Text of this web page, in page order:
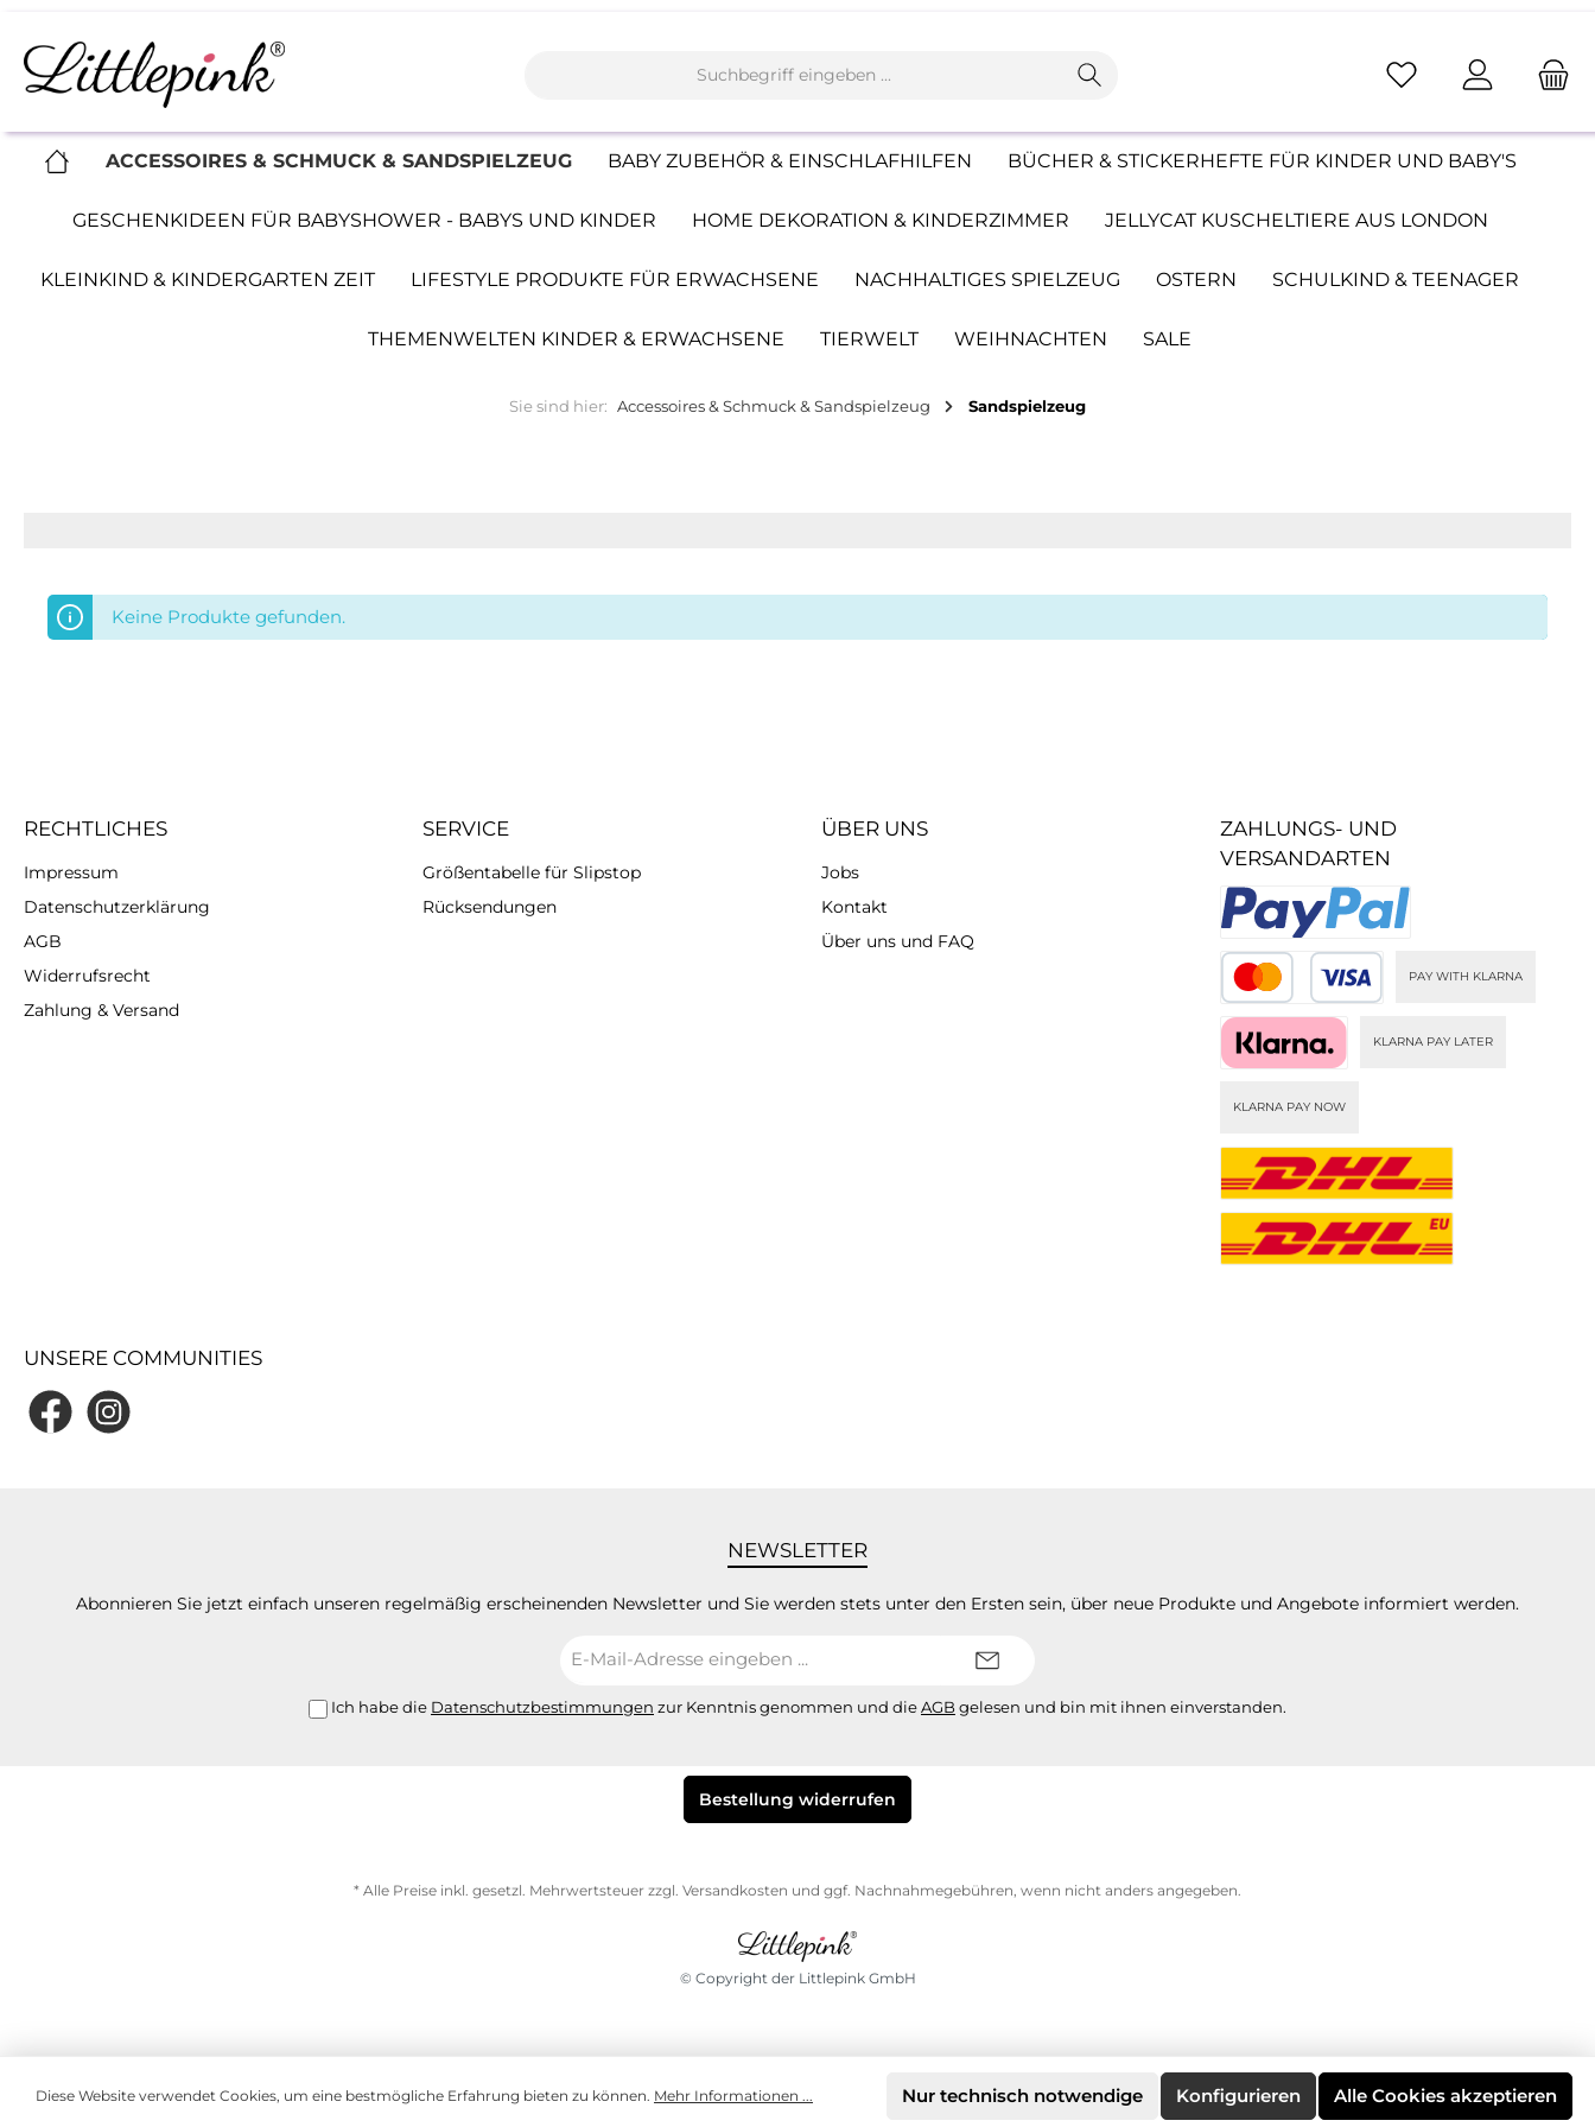
ACCESSOIRES & SCHMUCK & SANDSPIELZEUG BABY ZUBEHÖR & EINSCHLAFHILFEN BÜCHER & STICKERHEFTE FÜR KINDER UND BABY'S
GESCHENKIDEEN FÜR BABYSHOWER - BABYS UND KINDER HOME DEKORATION & KINDERZIMMER JELLYCAT KUSCHELTIERE AUS LONDON
KLEINKIND & KINDERGARTEN ZEIT LIFESTYLE PRODUKTE FÜR ERWACHSENE NACHHALTIGES SPIELZEUG OSTERN SCHULKIND & TEENAGER
THEMENWELTEN KINDER & ERWACHSENE TIERWELT WEIHNACHTEN SALE
Sie sind hier: Accessoires & Schmuck & Sandspielzeug Sandspielzeug
Keine Produkte gefunden.
RECHTLICHES
Impressum
Datenschutzerklärung
AGB
Widerrufsrecht
Zahlung & Versand
SERVICE
Größentabelle für Slipstop
Rücksendungen
ÜBER UNS
Jobs
Kontakt
Über uns und FAQ
ZAHLUNGS- UND
VERSANDARTEN
PAY WITH KLARNA
KLARNA PAY LATER
KLARNA PAY NOW
UNSERE COMMUNITIES
NEWSLETTER
Abonnieren Sie jetzt einfach unseren regelmäßig erscheinenden Newsletter und Sie werden stets unter den Ersten sein, über neue Produkte und Angebote informiert werden.
Mail-
Ich habe die Datenschutzbestimmungen zur Kenntnis genommen und dieAGBgelesen und bin mit ihnen einverstanden.
Bestellung widerrufen
* Alle Preise inkl. gesetzl. Mehrwertsteuer zzgl. Versandkosten und ggf. Nachnahmegebühren, wenn nicht anders angegeben.
© Copyright der Littlepink GmbH
Diese Website verwendet Cookies, um eine bestmögliche Erfahrung bieten zu können. Mehr Informationen ... Nur technisch notwendige Konfigurieren Alle Cookies akzeptieren